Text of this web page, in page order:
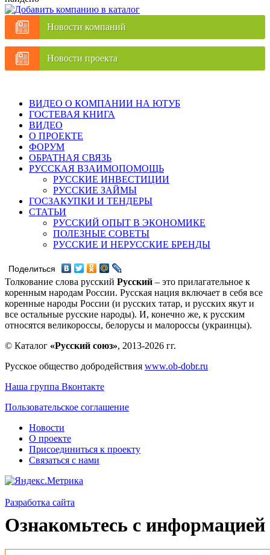
Новости компаний
Новости проекта
ВИДЕО О КОМПАНИИ НА ЮТУБ
ГОСТЕВАЯ КНИГА
ВИДЕО
О ПРОЕКТЕ
ФОРУМ
ОБРАТНАЯ СВЯЗЬ
РУССКАЯ ВЗАИМОПОМОЩЬ
РУССКИЕ ИНВЕСТИЦИИ
РУССКИЕ ЗАЙМЫ
ГОСЗАКУПКИ И ТЕНДЕРЫ
СТАТЬИ
РУССКИЙ ОПЫТ В ЭКОНОМИКЕ
ПОЛЕЗНЫЕ СОВЕТЫ
РУССКИЕ И НЕРУССКИЕ БРЕНДЫ
Поделиться
Толкование слова русский Русский – это прилагательное к
коренным народам России. Русская нация включает в себя все
коренные народы России (и русских татар, и русских якут и
все остальные русские народы). И, конечно же, к русским
относятся великороссы, белорусы и малороссы (украинцы).
© Каталог «Русский союз», 2013-2026 гг.
Русское общество добродействия www.ob-dobr.ru
Наша группа Вконтакте
Пользовательское соглашение
Новости
О проекте
Присоединиться к проекту
Связаться с нами
Разработка сайта
Ознакомьтесь с информацией